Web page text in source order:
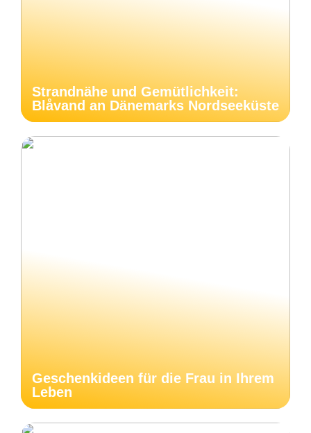
Strandnähe und Gemütlichkeit:
Blåvand an Dänemarks Nordseeküste
Geschenkideen für die Frau in Ihrem
Leben